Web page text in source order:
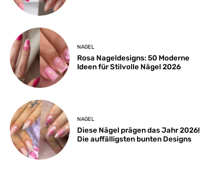
NAGEL
Rosa Nageldesigns: 50 Moderne
Ideen für Stilvolle Nägel 2026
NAGEL
Diese Nägel prägen das Jahr 2026!
Die auffälligsten bunten Designs